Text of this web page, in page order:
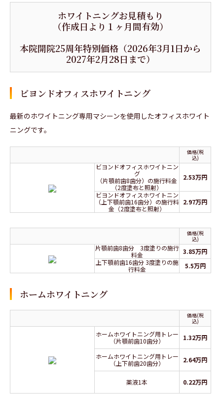
ホワイトニングお見積もり
（作成日より１ヶ月間有効）
本院開院25周年特別価格（2026年3月1日から
2027年2月28日まで）
ビヨンドオフィスホワイトニング
最新のホワイトニング専用マシーンを使用したオフィスホワイト
ニングです。
価格(税
込)
ビヨンドオフィスホワイトニン
グ
（片顎前歯8歯分）の施行料金
（2度塗布と照射）
2.53万円
ビヨンドオフィスホワイトニン
（上下顎前歯16歯分）の施行料
金（2度塗布と照射）
2.97万円
価格(税
込)
片顎前歯8歯分 3度塗りの施行
料金
3.85万円
上下顎前歯16歯分 3度塗りの施
行料金
5.5万円
ホームホワイトニング
価格(税
込)
ホームホワイトニング用トレー
（片顎前歯10歯分）
1.32万円
ホームホワイトニング用トレー
（上下前歯20歯分）
2.64万円
薬液1本 0.22万円